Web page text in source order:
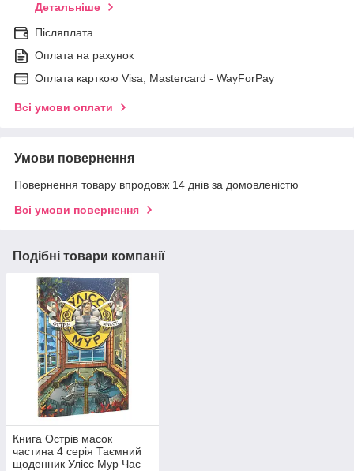
Детальніше
Післяплата
Оплата на рахунок
Оплата карткою Visa, Mastercard - WayForPay
Всі умови оплати
Умови повернення
Повернення товару впродовж 14 днів за домовленістю
Всі умови повернення
Подібні товари компанії
Книга Острів масок
частина 4 серія Таємний
щоденник Улісс Мур Час